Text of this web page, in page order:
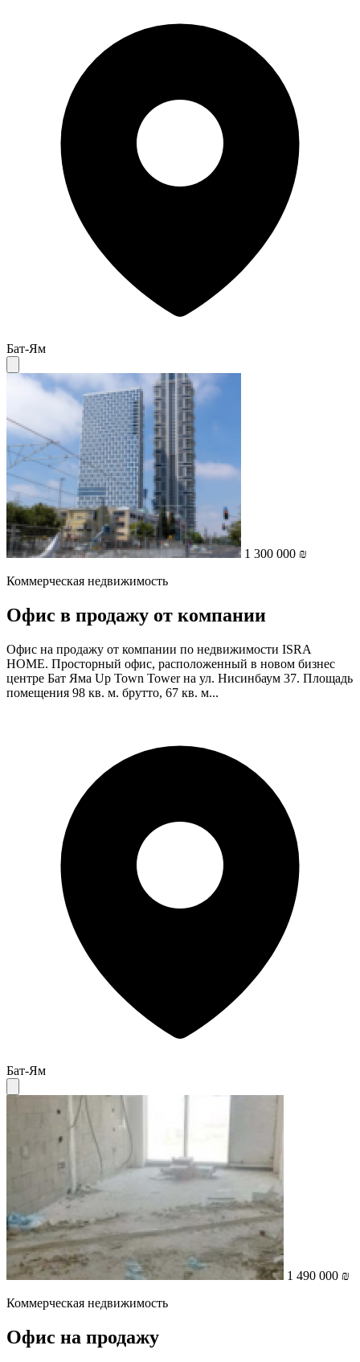
Бат-Ям
1 300 000 ₪
Коммерческая недвижимость
Офис в продажу от компании
Офис на продажу от компании по недвижимости ISRA
HOME. Просторный офис, расположенный в новом бизнес
центре Бат Яма Up Town Tower на ул. Нисинбаум 37. Площадь
помещения 98 кв. м. брутто, 67 кв. м...
Бат-Ям
1 490 000 ₪
Коммерческая недвижимость
Офис на продажу